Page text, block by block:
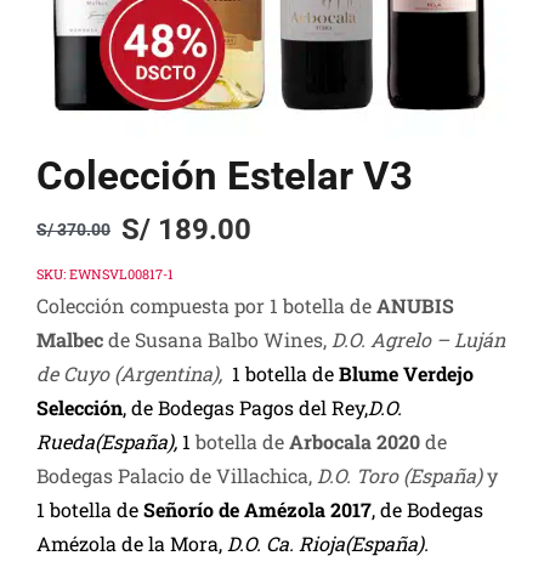
Colección Estelar V3
S/370.00
Original
price
was:
S/ 370.00.
S/189.00
Current
price
is:
S/ 189.00.
SKU: EWNSVL00817-1
Colección compuesta por 1 botella deANUBIS
Malbecde Susana Balbo Wines, D.O. Agrelo – Luján
de Cuyo (Argentina), 1 botella deBlume Verdejo
Selección, de Bodegas Pagos del Rey,D.O.
Rueda(España), 1 botella deArbocala 2020de
Bodegas Palacio de Villachica, D.O. Toro (España)y
1 botella deSeñorío de Amézola 2017, de Bodegas
Amézola de la Mora, D.O. Ca. Rioja(España).